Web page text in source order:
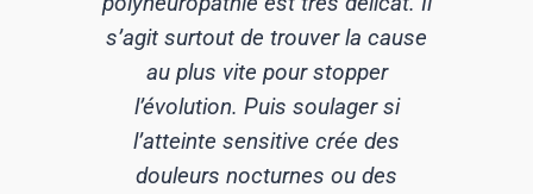
s’agit surtout de trouver la cause
au plus vite pour stopper
l’évolution. Puis soulager si
l’atteinte sensitive crée des
douleurs nocturnes ou des